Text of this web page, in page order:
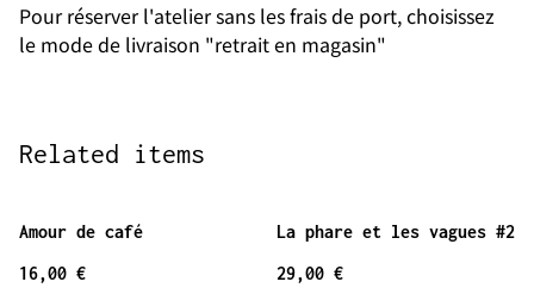
Pour réserver l'atelier sans les frais de port, choisissez
le mode de livraison "retrait en magasin"
Related items
Amour de café
16,00 €
La phare et les vagues #2
29,00 €